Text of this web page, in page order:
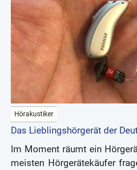
Hörakustiker
Das Lieblingshörgerät der
Im Moment räumt ein
meisten Hörgerätekäufer